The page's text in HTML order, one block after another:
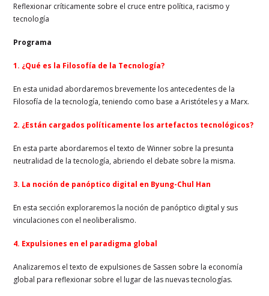
Reflexionar críticamente sobre el cruce entre política, racismo y
tecnología
Programa
1. ¿Qué es la Filosofía de la Tecnología?
En esta unidad abordaremos brevemente los antecedentes de la
Filosofía de la tecnología, teniendo como base a Aristóteles y a Marx.
2. ¿Están cargados políticamente los artefactos tecnológicos?
En esta parte abordaremos el texto de Winner sobre la presunta
neutralidad de la tecnología, abriendo el debate sobre la misma.
3. La noción de panóptico digital en Byung-Chul Han
En esta sección exploraremos la noción de panóptico digital y sus
vinculaciones con el neoliberalismo.
4. Expulsiones en el paradigma global
Analizaremos el texto de expulsiones de Sassen sobre la economía
global para reflexionar sobre el lugar de las nuevas tecnologías.